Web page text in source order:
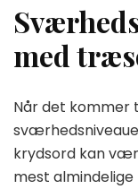
med
Når det
krydsord kan
mest